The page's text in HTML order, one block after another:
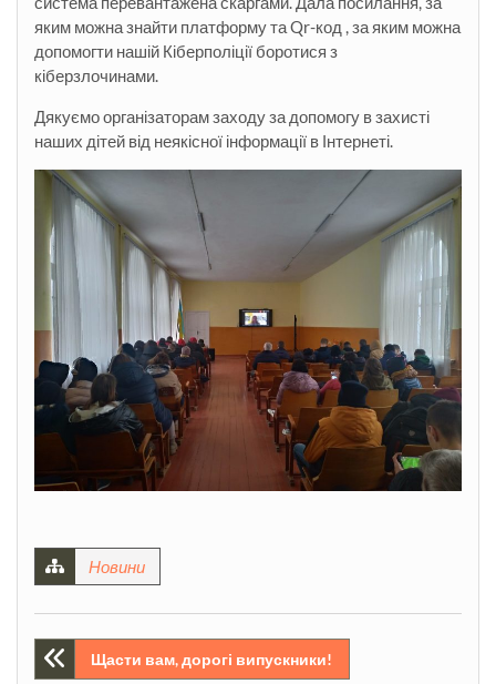
яким можна знайти платформу та Qr-код , за яким можна
допомогти нашій Кіберполіції боротися з
кіберзлочинами.
Дякуємо організаторам заходу за допомогу в захисті
наших дітей від неякісної інформації в Інтернеті.
Новини
Навігація
Щасти вам, дорогі випускники!